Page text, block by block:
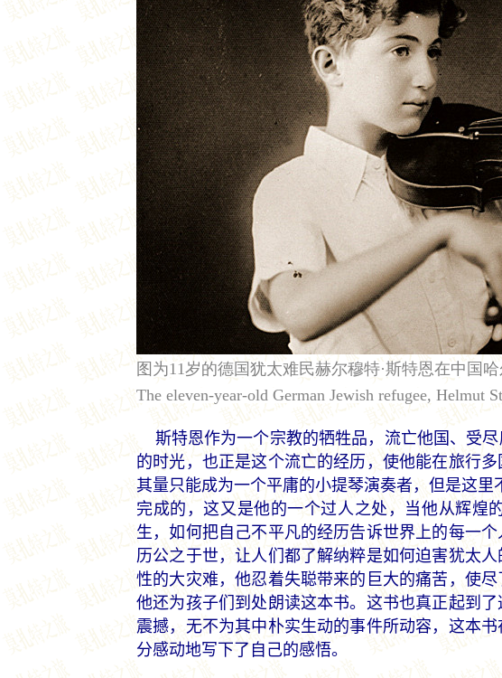
图为11岁的德国犹太难民赫尔穆特·斯特恩在中国
The eleven-year-old German Jewish refugee, Helmut
斯特恩作为一个宗教的牺牲品，流亡他国、受
的时光，也正是这个流亡的经历，使他能在旅行
其量只能成为一个平庸的小提琴演奏者，但是这
完成的，这又是他的一个过人之处，当他从辉煌
生，如何把自己不平凡的经历告诉世界上的每一
历公之于世，让人们都了解纳粹是如何迫害犹太
性的大灾难，他忍着失聪带来的巨大的痛苦，使
他还为孩子们到处朗读这本书。这书也真正起到
震撼，无不为其中朴实生动的事件所动容，这本
分感动地写下了自己的感悟。